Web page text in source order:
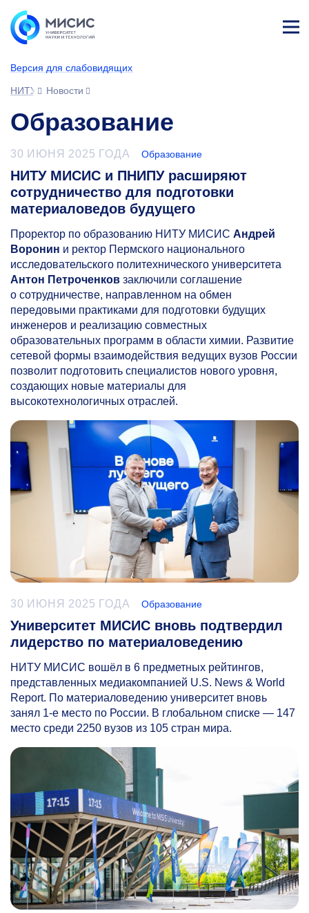
Версия для слабовидящих
НИТУ МИСИС
Новости
Образование
30 ИЮНЯ 2025 ГОДА Образование
НИТУ МИСИС и ПНИПУ расширяют
сотрудничество для подготовки
материаловедов будущего
Проректор по образованию НИТУ МИСИС Андрей
Воронин и ректор Пермского национального
исследовательского политехнического университета
Антон Петроченков заключили соглашение
о сотрудничестве, направленном на обмен
передовыми практиками для подготовки будущих
инженеров и реализацию совместных
образовательных программ в области химии. Развитие
сетевой формы взаимодействия ведущих вузов России
позволит подготовить специалистов нового уровня,
создающих новые материалы для
высокотехнологичных отраслей.
30 ИЮНЯ 2025 ГОДА Образование
Университет МИСИС вновь подтвердил
лидерство по материаловедению
НИТУ МИСИС вошёл в 6 предметных рейтингов,
представленных медиакомпанией U.S. News & World
Report. По материаловедению университет вновь
занял 1-е место по России. В глобальном списке — 147
место среди 2250 вузов из 105 стран мира.